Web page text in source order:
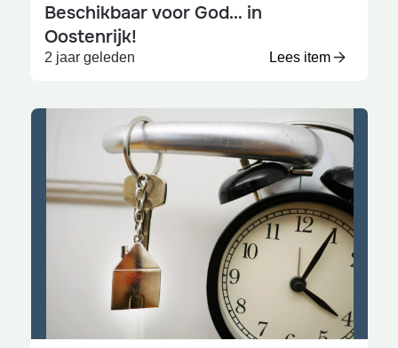
Beschikbaar voor God… in
Oostenrijk!
2 jaar geleden Lees item